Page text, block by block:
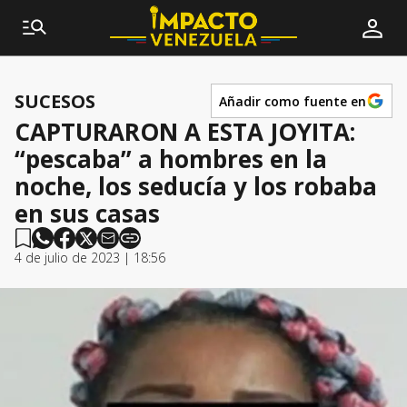
SUCESOS Añadir como fuente en
CAPTURARON A ESTA JOYITA:
“pescaba” a hombres en la
noche, los seducía y los robaba
en sus casas
4 de julio de 2023 | 18:56